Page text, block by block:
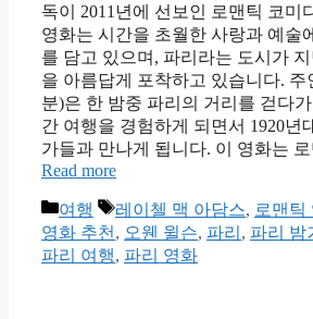
독이 2011년에 선보인 로맨틱 코미
영화는 시간을 초월한 사랑과 예술
를 담고 있으며, 파리라는 도시가
을 아름답게 포착하고 있습니다. 주
분)은 한 밤중 파리의 거리를 걷다
간 여행을 경험하게 되면서 1920년
가들과 만나게 됩니다. 이 영화는
Read more
카
테
고
여행
태
그
레이첼 맥 아담스, 로맨틱
영화 추천 , 오웬 윌슨, 파리 , 파리 밤
파리 여행, 파리 영화